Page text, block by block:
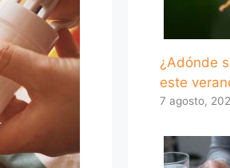
¿Adónde
este
7 agosto,